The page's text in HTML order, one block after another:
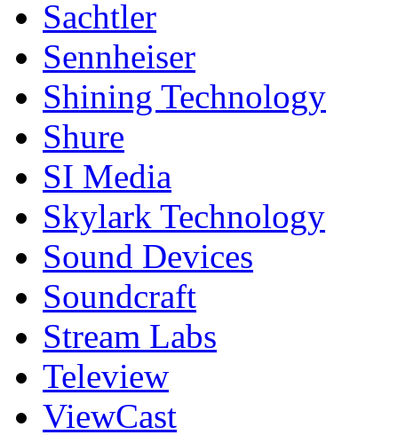
Sachtler
Sennheiser
Shining Technology
Shure
SI Media
Skylark Technology
Sound Devices
Soundcraft
Stream Labs
Teleview
ViewCast